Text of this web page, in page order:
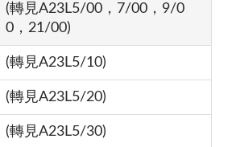
(轉見A23L5/00，7/00，9/0
0，21/00)
(轉見A23L5/10)
(轉見A23L5/20)
(轉見A23L5/30)